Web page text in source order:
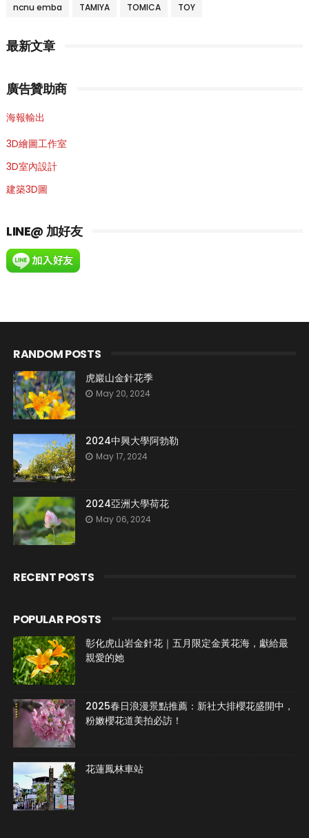
ncnu emba TAMIYA TOMICA TOY
最新文章
廣告贊助商
海報輸出
3D繪圖工作室
3D室內設計
建築3D圖
LINE@ 加好友
RANDOM POSTS
虎巖山金針花季
May 20, 2024
2024中興大學阿勃勒
May 17, 2024
2024亞洲大學荷花
May 06, 2024
RECENT POSTS
POPULAR POSTS
彰化虎山岩金針花｜五月限定金黃花海，獻給最
親愛的她
2025春日浪漫景點推薦：新社大排櫻花盛開中，
粉嫩櫻花道美拍必訪！
花蓮鳳林車站